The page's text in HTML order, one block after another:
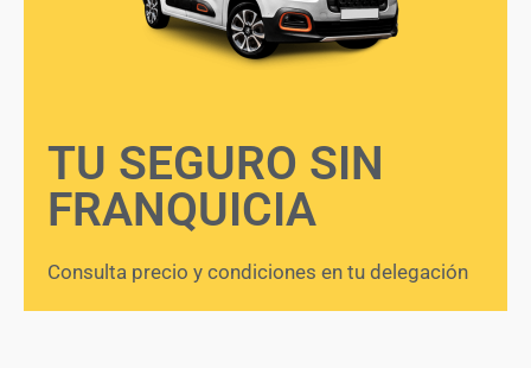
TU SEGURO SIN
FRANQUICIA
Consulta precio y condiciones en tu delegación